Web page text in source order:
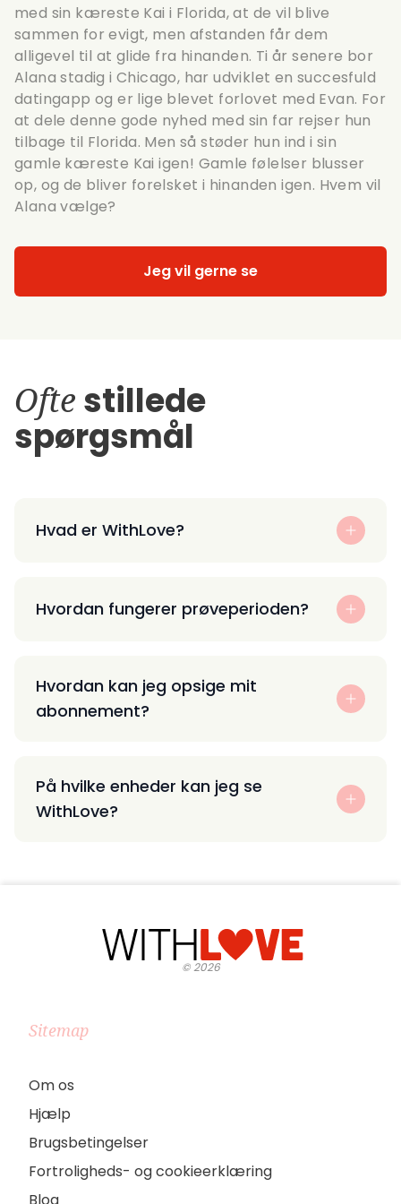
med sin kæreste Kai i Florida, at de vil blive
sammen for evigt, men afstanden får dem
alligevel til at glide fra hinanden. Ti år senere bor
Alana stadig i Chicago, har udviklet en succesfuld
datingapp og er lige blevet forlovet med Evan. For
at dele denne gode nyhed med sin far rejser hun
tilbage til Florida. Men så støder hun ind i sin
gamle kæreste Kai igen! Gamle følelser blusser
op, og de bliver forelsket i hinanden igen. Hvem vil
Alana vælge?
Jeg vil gerne se
Ofte stillede
spørgsmål
Hvad er WithLove?
Hvordan fungerer prøveperioden?
Hvordan kan jeg opsige mit
abonnement?
På hvilke enheder kan jeg se
WithLove?
©2026
Sitemap
Om os
Hjælp
Brugsbetingelser
Fortroligheds- og cookieerklæring
Blog